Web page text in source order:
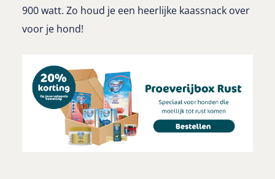
900 watt. Zo houd je een heerlijke kaassnack over
voor je hond!